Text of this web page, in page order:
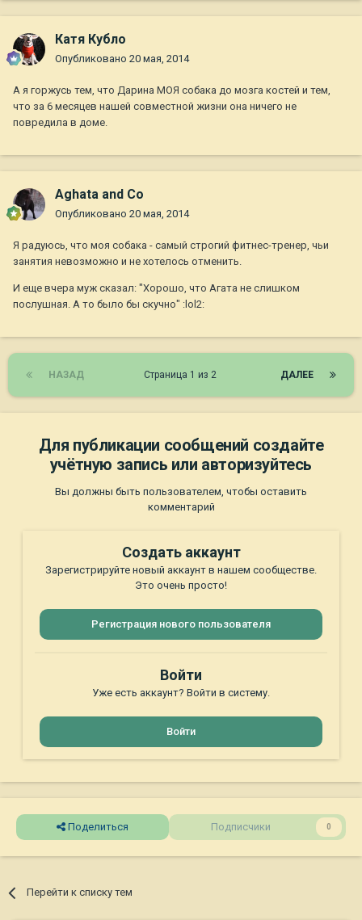
Катя Кубло
Опубликовано 20 мая, 2014
А я горжусь тем, что Дарина МОЯ собака до мозга костей и тем,
что за 6 месяцев нашей совместной жизни она ничего не
повредила в доме.
Aghata and Co
Опубликовано 20 мая, 2014
Я радуюсь, что моя собака - самый строгий фитнес-тренер, чьи
занятия невозможно и не хотелось отменить.
И еще вчера муж сказал: "Хорошо, что Агата не слишком
послушная. А то было бы скучно" :lol2:
НАЗАД ДАЛЕЕ
Страница 1 из 2
Для публикации сообщений создайте
учётную запись или авторизуйтесь
Вы должны быть пользователем, чтобы оставить
комментарий
Создать аккаунт
Зарегистрируйте новый аккаунт в нашем сообществе.
Это очень просто!
Регистрация нового пользователя
Войти
Уже есть аккаунт? Войти в систему.
Войти
Поделиться Подписчики 0
Перейти к списку тем